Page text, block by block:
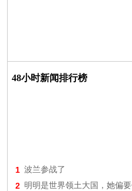
48小时新闻排行榜
1 波兰参战了
2 明明是世界领土大国，她偏